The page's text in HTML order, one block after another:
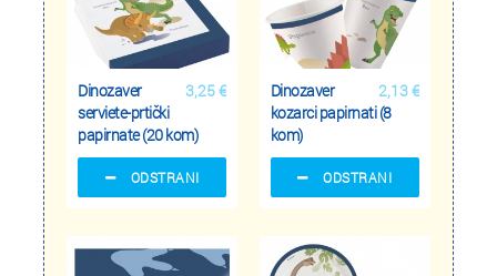
3,25 €
Dinozaver
serviete-prtički
papirnate (20 kom)
ODSTRANI
2,13 €
Dinozaver
kozarci papirnati (8
kom)
ODSTRANI